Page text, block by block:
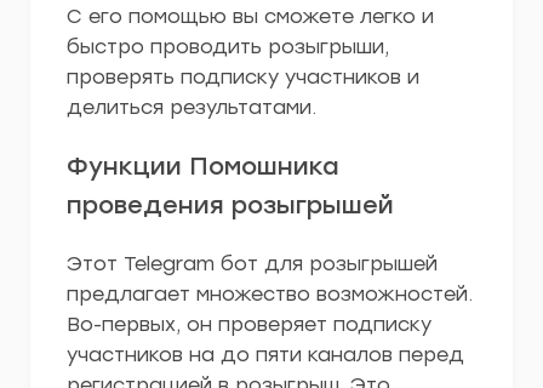
С его помощью вы сможете легко и
быстро проводить розыгрыши,
проверять подписку участников и
делиться результатами.
Функции Помошника
проведения розыгрышей
Этот Telegram бот для розыгрышей
предлагает множество возможностей.
Во-первых, он проверяет подписку
участников на до пяти каналов перед